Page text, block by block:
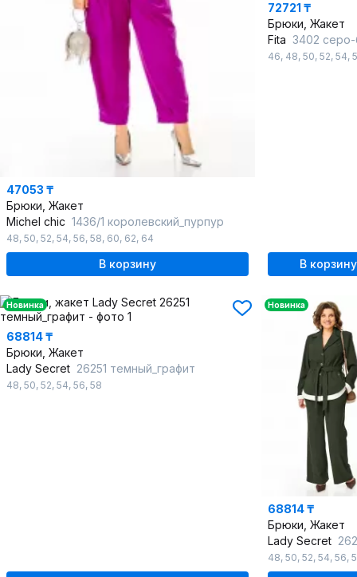
47053 ₸
Брюки, Жакет
Michel chic 1436/1 королевский_пурпур
48, 50, 52, 54, 56, 58, 60, 62, 64
В корзину
72721 ₸
Брюки, Жакет
Fita 3402 серо-
46, 48, 50, 52, 54,
В корзину
Новинка
68814 ₸
Брюки, Жакет
Lady Secret 26251 темный_графит
48, 50, 52, 54, 56, 58
Новинка
68814 ₸
Брюки, Жакет
Lady Secret
48, 50, 52, 54, 56,